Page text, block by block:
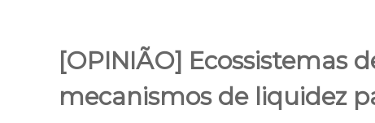
[OPINIÃO] Ecossistemas
mecanismos de liquidez